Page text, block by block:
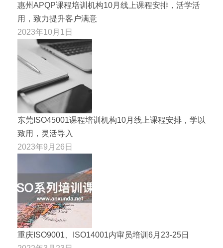
惠州APQP课程培训机构10月线上课程安排，活学活
用，致力提升客户满意
2023年10月1日
东莞ISO45001课程培训机构10月线上课程安排，学以
致用，灵活导入
2023年9月26日
重庆ISO9001、ISO14001内审员培训6月23-25日